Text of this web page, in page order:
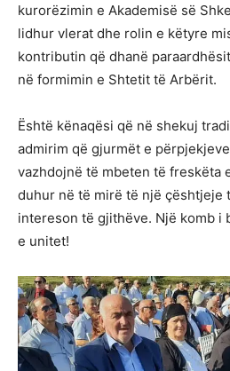
kurorëzimin e Akademisë së
lidhur vlerat dhe rolin e këtyre
kontributin që dhanë
në formimin e Shtetit të Arbërit.
Është kënaqësi që në shekuj
admirim që gjurmët e
vazhdojnë të mbeten të freskëta
duhur në të mirë të një çështjeje
intereson të gjithëve. Një komb i
e unitet!